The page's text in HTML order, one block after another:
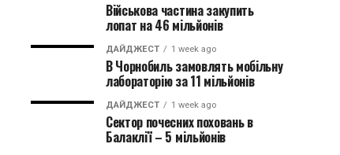
Військова частина закупить
лопат на 46 мільйонів
ДАЙДЖЕСТ 1 week ago
В Чорнобиль замовлять мобільну
лабораторію за 11 мільйонів
ДАЙДЖЕСТ 1 week ago
Сектор почесних поховань в
Балаклії – 5 мільйонів